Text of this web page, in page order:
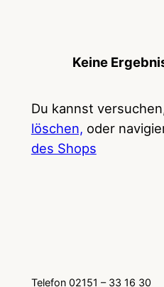
Keine
Du kannst
löschen, oder
des Shops
Telefon 02151 – 33 16 30